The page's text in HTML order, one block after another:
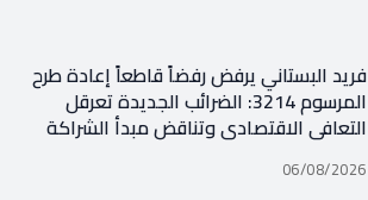
فريد البستاني يرفض رفضاً قاطعاً إعادة طرح
المرسوم 3214: الضرائب الجديدة تعرقل
التعافي الاقتصادي وتناقض مبدأ الشراكة
06/08/2026